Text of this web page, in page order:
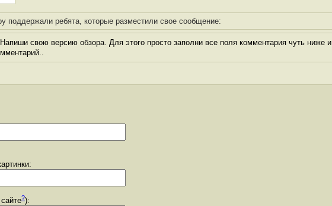
поддержали ребята, которые разместили свое сообщение:
Напиши свою версию обзора. Для этого просто заполни все поля комментария чуть ниже и
?):